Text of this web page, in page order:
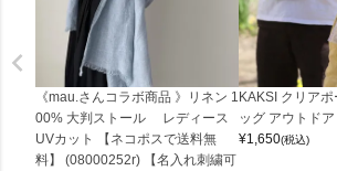
《mau.さんコラボ商品 》リネン 1
00% 大判ストール レディース
UVカット 【ネコポスで送料無
料】 (08000252r) 【名入れ刺繍可
KAKSI クリア
ッグ アウトド
¥1,650(税込)